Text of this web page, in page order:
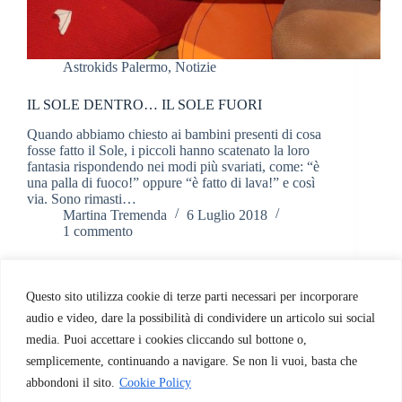
Questo sito utilizza cookie di terze parti necessari per incorporare
audio e video, dare la possibilità di condividere un articolo sui social
media. Puoi accettare i cookies cliccando sul bottone o,
semplicemente, continuando a navigare. Se non li vuoi, basta che
abbondoni il sito. Cookie Policy
Astrokids Palermo, Notizie
IL SOLE DENTRO… IL SOLE FUORI
Quando abbiamo chiesto ai bambini presenti di cosa
fosse fatto il Sole, i piccoli hanno scatenato la loro
fantasia rispondendo nei modi più svariati, come: “è
una palla di fuoco!” oppure “è fatto di lava!” e così
via. Sono rimasti…
Martina Tremenda
6 Luglio 2018
1 commento